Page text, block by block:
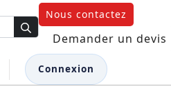
Nous contactez
Demander un devis
Connexion